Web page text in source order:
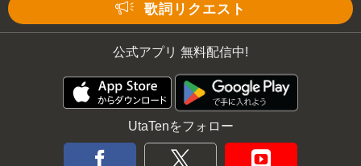
歌詞リクエスト
公式アプリ 無料配信中!
UtaTenをフォロー